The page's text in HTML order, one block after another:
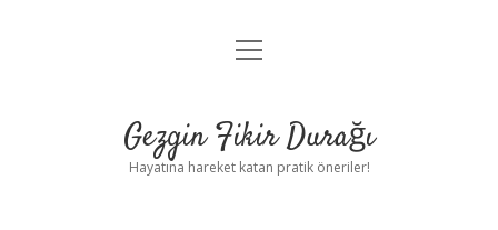
Anasayfa
Yasal Uyarı
menüyü
Gezgin Fikir Durağı
Hayatına hareket katan pratik öneriler!